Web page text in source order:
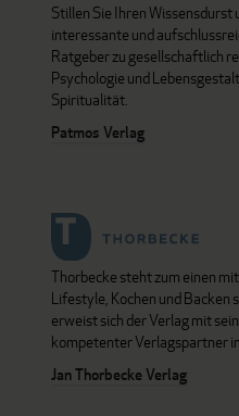
Stillen Sie Ihren Wissensdurst
interessante und
Ratgeber zu gesellschaftlich
Psychologie und
Spiritualität.
Patmos Verlag
Thorbecke steht zum einen
Lifestyle, Kochen und Backen
erweist sich der Verlag mit
kompetenter Verlagspartner
Jan Thorbecke Verlag